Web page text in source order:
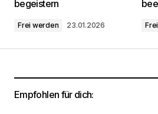
Kommentar*
Dein Name*
begeistern
Frei werden 23.01.2026
Empfohlen für dich: